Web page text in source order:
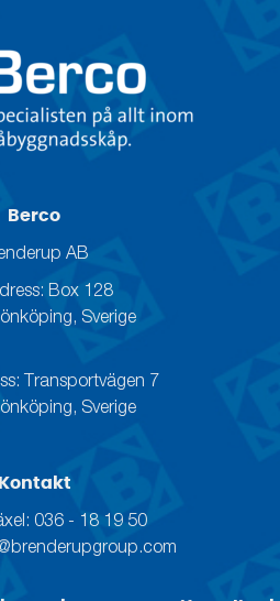
Berco
AB
Box 128
Sverige
Transportvägen 7
Sverige
Kontakt
036 - 18 19 50